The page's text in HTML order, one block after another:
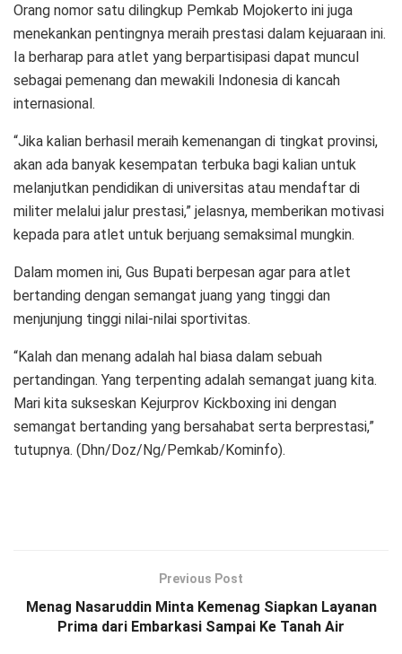
Orang nomor satu dilingkup Pemkab Mojokerto ini juga
menekankan pentingnya meraih prestasi dalam kejuaraan ini.
Ia berharap para atlet yang berpartisipasi dapat muncul
sebagai pemenang dan mewakili Indonesia di kancah
internasional.
“Jika kalian berhasil meraih kemenangan di tingkat provinsi,
akan ada banyak kesempatan terbuka bagi kalian untuk
melanjutkan pendidikan di universitas atau mendaftar di
militer melalui jalur prestasi,” jelasnya, memberikan motivasi
kepada para atlet untuk berjuang semaksimal mungkin.
Dalam momen ini, Gus Bupati berpesan agar para atlet
bertanding dengan semangat juang yang tinggi dan
menjunjung tinggi nilai-nilai sportivitas.
“Kalah dan menang adalah hal biasa dalam sebuah
pertandingan. Yang terpenting adalah semangat juang kita.
Mari kita sukseskan Kejurprov Kickboxing ini dengan
semangat bertanding yang bersahabat serta berprestasi,”
tutupnya. (Dhn/Doz/Ng/Pemkab/Kominfo).
Previous Post
Menag Nasaruddin Minta Kemenag Siapkan Layanan
Prima dari Embarkasi Sampai Ke Tanah Air